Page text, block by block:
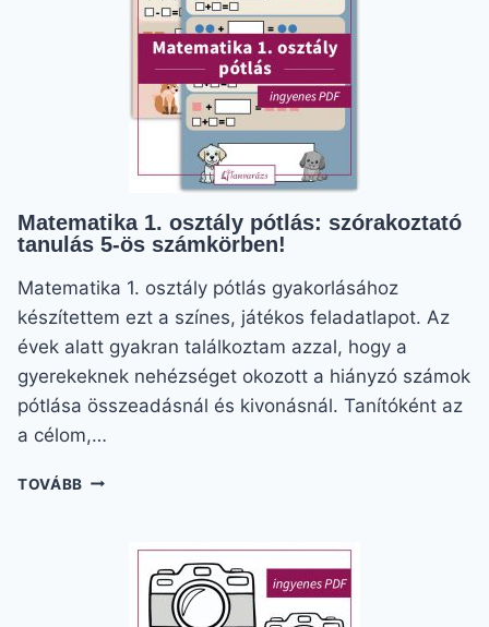
Matematika 1. osztály pótlás: szórakoztató
tanulás 5-ös számkörben!
Matematika 1. osztály pótlás gyakorlásához
készítettem ezt a színes, játékos feladatlapot. Az
évek alatt gyakran találkoztam azzal, hogy a
gyerekeknek nehézséget okozott a hiányzó számok
pótlása összeadásnál és kivonásnál. Tanítóként az
a célom,…
TOVÁBB MATEMATIKA
PÓTLÁS:
SZÓRAKOZTATÓ
TANULÁS